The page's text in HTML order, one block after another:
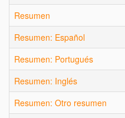
Resumen
Resumen: Español
Resumen: Portugués
Resumen: Inglés
Resumen: Otro resumen